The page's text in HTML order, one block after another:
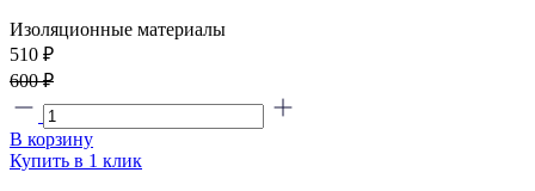
Изоляционные материалы
510 ₽
600 ₽
В корзину
Купить в 1 клик